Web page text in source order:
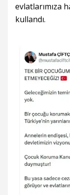
evlatlarımıza
kullandı.